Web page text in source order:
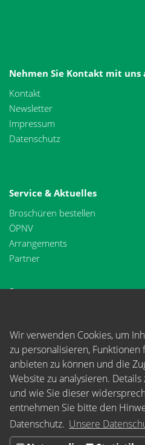
Wir verwenden Cookies, um
zu personalisieren, Funktionen
anbieten zu können und die
Website zu analysieren.
und wie Sie dieser
entnehmen Sie bitte den
Datenschutz. Unsere
Nehmen Sie Kontakt mit uns
Kontakt
Newsletter
Impressum
Datenschutz
Service & Aktuelles
Broschüren bestellen
ÖPNV
Arrangements
Partner
Spessartwege
Spessartweg 3
Tourismusverband Spessart-
Rüttelweg 7
63843 Niedernberg
Tel: +49 (0) 6028/ 99 89 72 2
Email:info@spessart-